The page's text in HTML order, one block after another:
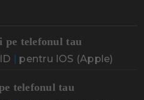
pe telefonul tau
| pentru IOS (Apple)
telefonul tau